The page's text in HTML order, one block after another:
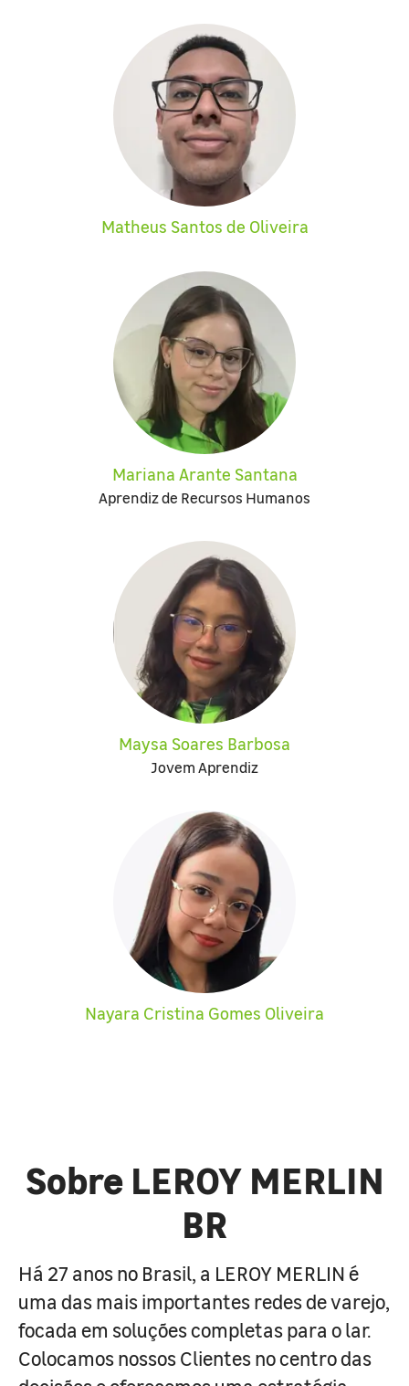
Matheus Santos de Oliveira
Mariana Arante Santana
Aprendiz de Recursos Humanos
Maysa Soares Barbosa
Jovem Aprendiz
Nayara Cristina Gomes Oliveira
Sobre LEROY MERLIN
BR
Há 27 anos no Brasil, a LEROY MERLIN é
uma das mais importantes redes de varejo,
focada em soluções completas para o lar.
Colocamos nossos Clientes no centro das